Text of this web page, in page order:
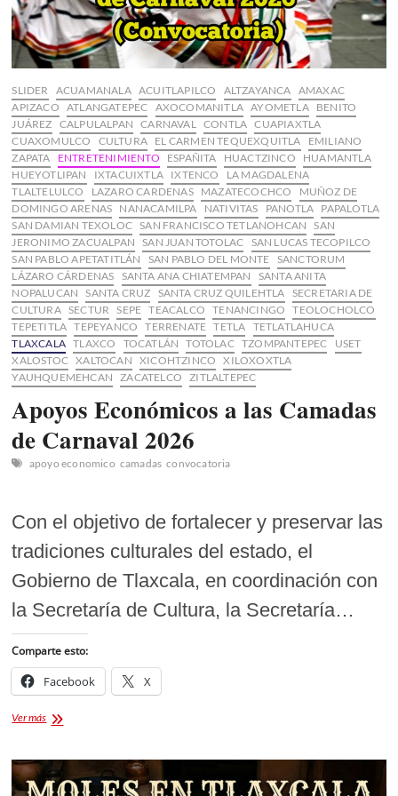
SLIDER ACUAMANALA ACUITLAPILCO ALTZAYANCA AMAXAC
APIZACO
ATLANGATEPEC AXOCOMANITLA AYOMETLA
BENITO
JUÁREZ CALPULALPAN CARNAVAL CONTLA CUAPIAXTLA
CUAXOMULCO
CULTURA EL CARMEN TEQUEXQUITLA
EMILIANO
ZAPATA
ENTRETENIMIENTO ESPAÑITA HUACTZINCO
HUAMANTLA
HUEYOTLIPAN
IXTACUIXTLA IXTENCO
LA MAGDALENA
TLALTELULCO
LAZARO CARDENAS MAZATECOCHCO
MUÑOZ DE
DOMINGO ARENAS NANACAMILPA NATIVITAS PANOTLA PAPALOTLA
SAN DAMIAN TEXOLOC SAN FRANCISCO TETLANOHCAN
SAN
JERONIMO ZACUALPAN
SAN JUAN TOTOLAC SAN LUCAS TECOPILCO
SAN PABLO APETATITLÁN
SAN PABLO DEL MONTE SANCTORUM
LÁZARO CÁRDENAS SANTA ANA CHIATEMPAN
SANTA ANITA
NOPALUCAN
SANTA CRUZ SANTA CRUZ QUILEHTLA SECRETARIA DE
CULTURA SECTUR SEPE TEACALCO TENANCINGO
TEOLOCHOLCO
TEPETITLA TEPEYANCO TERRENATE TETLA TETLATLAHUCA
TLAXCALA TLAXCO TOCATLÁN TOTOLAC TZOMPANTEPEC
USET
XALOSTOC XALTOCAN XICOHTZINCO
XILOXOXTLA
YAUHQUEMEHCAN
ZACATELCO ZITLALTEPEC
Apoyos Económicos a las Camadas
de Carnaval 2026
apoyo economico camadas convocatoria
Con el objetivo de fortalecer y preservar las
tradiciones culturales del estado, el
Gobierno de Tlaxcala, en coordinación con
la Secretaría de Cultura, la Secretaría…
Comparte esto:
Facebook X
Ver másApoyos
las
Camadas